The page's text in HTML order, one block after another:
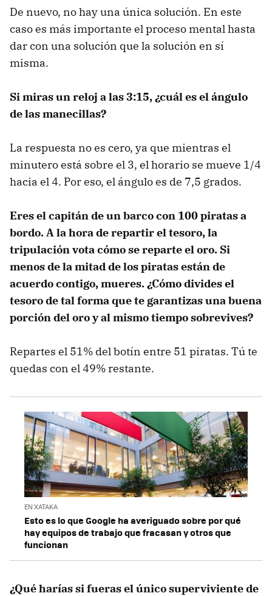
De nuevo, no hay una única solución. En este
caso es más importante el proceso mental hasta
dar con una solución que la solución en sí
misma.
Si miras un reloj a las 3:15, ¿cuál es el ángulo
de las manecillas?
La respuesta no es cero, ya que mientras el
minutero está sobre el 3, el horario se mueve 1/4
hacia el 4. Por eso, el ángulo es de 7,5 grados.
Eres el capitán de un barco con 100 piratas a
bordo. A la hora de repartir el tesoro, la
tripulación vota cómo se reparte el oro. Si
menos de la mitad de los piratas están de
acuerdo contigo, mueres. ¿Cómo divides el
tesoro de tal forma que te garantizas una buena
porción del oro y al mismo tiempo sobrevives?
Repartes el 51% del botín entre 51 piratas. Tú te
quedas con el 49% restante.
EN XATAKA
Esto es lo que Google ha averiguado sobre por qué
hay equipos de trabajo que fracasan y otros que
funcionan
¿Qué harías si fueras el único superviviente de